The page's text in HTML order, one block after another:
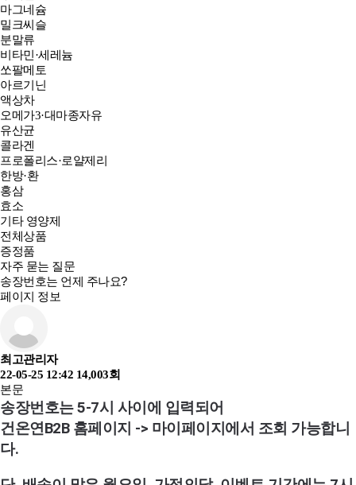
마그네슘
밀크씨슬
분말류
비타민·세레늄
쏘팔메토
아르기닌
액상차
오메가3·대마종자유
유산균
콜라겐
프로폴리스·로얄제리
한방·환
홍삼
효소
기타 영양제
전체상품
증정품
자주 묻는 질문
송장번호는 언제 주나요?
페이지 정보
최고관리자
22-05-25 12:42 14,003회
본문
송장번호는 5-7시 사이에 입력되어
건온연B2B 홈페이지 -> 마이페이지에서 조회 가능합니
다.